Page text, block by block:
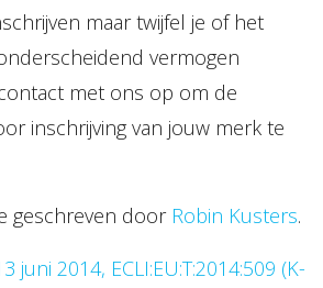
maar twijfel je of het
vermogen
met ons op om de
inschrijving van jouw merk te
geschreven door Robin Kusters.
juni 2014, ECLI:EU:T:2014:509 (K-